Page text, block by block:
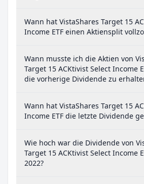
Wann hat VistaShares Target 15
Income ETF einen Aktiensplit
Wann musste ich die Aktien von
Target 15 ACKtivist Select Income
die vorherige Dividende zu
Wann hat VistaShares Target 15
Income ETF die letzte Dividende
Wie hoch war die Dividende von
Target 15 ACKtivist Select Income
2022?